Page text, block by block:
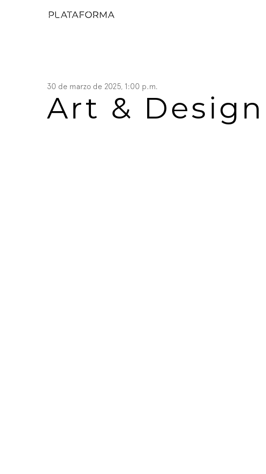
30 de marzo de 2025, 1:00 p.m.
Art & Design